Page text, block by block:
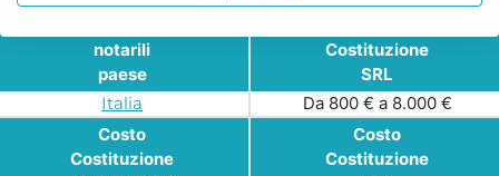
notarili
paese
Italia
Costituzione
SRL
Da 800 € a 8.000 €
Costo
Costituzione
Costo
Costituzione